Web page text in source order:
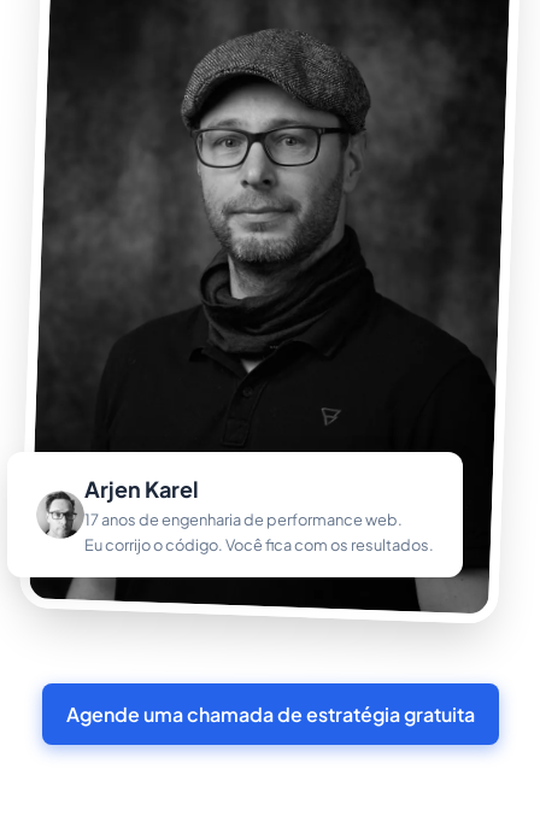
Arjen Karel
17 anos de engenharia de performance web.
Eu corrijo o código. Você fica com os resultados.
Agende uma chamada de estratégia gratuita